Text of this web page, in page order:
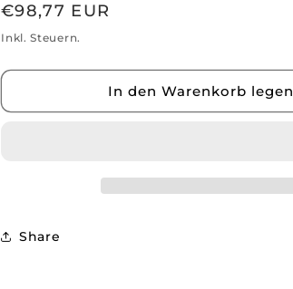
Normaler
Preis
€98,77 EUR
Inkl. Steuern.
In den Warenkorb legen
Share